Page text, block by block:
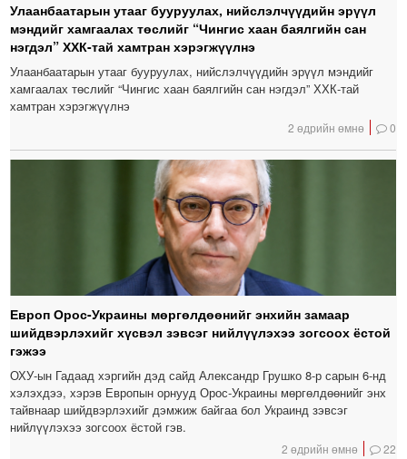
Улаанбаатарын утааг бууруулах, нийслэлчүүдийн эрүүл
мэндийг хамгаалах төслийг “Чингис хаан баялгийн сан
нэгдэл” ХХК-тай хамтран хэрэгжүүлнэ
Улаанбаатарын утааг бууруулах, нийслэлчүүдийн эрүүл мэндийг
хамгаалах төслийг “Чингис хаан баялгийн сан нэгдэл” ХХК-тай
хамтран хэрэгжүүлнэ
2 өдрийн өмнө 0
Европ Орос-Украины мөргөлдөөнийг энхийн замаар
шийдвэрлэхийг хүсвэл зэвсэг нийлүүлэхээ зогсоох ёстой
гэжээ
ОХУ-ын Гадаад хэргийн дэд сайд Александр Грушко 8-р сарын 6-нд
хэлэхдээ, хэрэв Европын орнууд Орос-Украины мөргөлдөөнийг энх
тайвнаар шийдвэрлэхийг дэмжиж байгаа бол Украинд зэвсэг
нийлүүлэхээ зогсоох ёстой гэв.
2 өдрийн өмнө 22